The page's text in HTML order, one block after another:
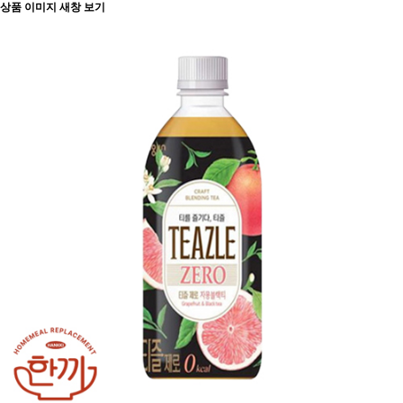
상품 이미지 새창 보기